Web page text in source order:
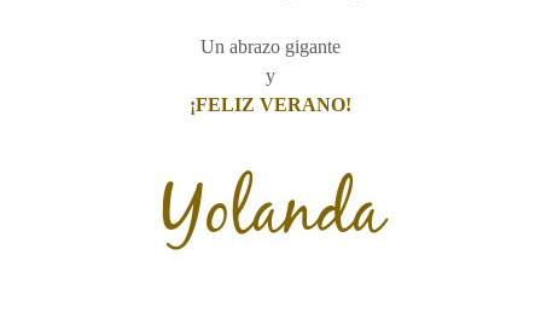
Un abrazo gigante
y
¡FELIZ VERANO!